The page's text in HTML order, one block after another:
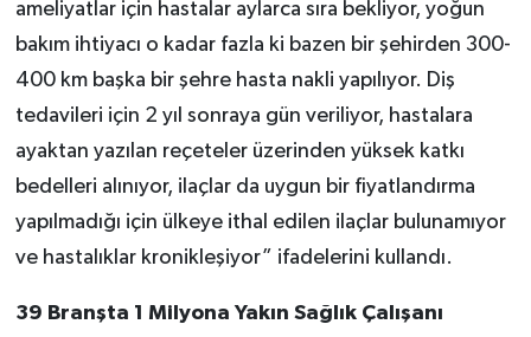
ameliyatlar için hastalar aylarca sıra bekliyor, yoğun
bakım ihtiyacı o kadar fazla ki bazen bir şehirden 300-
400 km başka bir şehre hasta nakli yapılıyor. Diş
tedavileri için 2 yıl sonraya gün veriliyor, hastalara
ayaktan yazılan reçeteler üzerinden yüksek katkı
bedelleri alınıyor, ilaçlar da uygun bir fiyatlandırma
yapılmadığı için ülkeye ithal edilen ilaçlar bulunamıyor
ve hastalıklar kronikleşiyor” ifadelerini kullandı.
39 Branşta 1 Milyona Yakın Sağlık Çalışanı